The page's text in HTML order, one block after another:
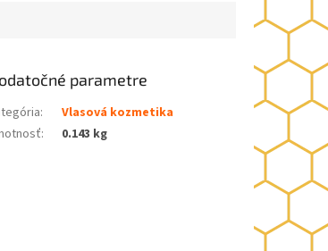
parametre
:
Vlasová kozmetika
: 0.143 kg